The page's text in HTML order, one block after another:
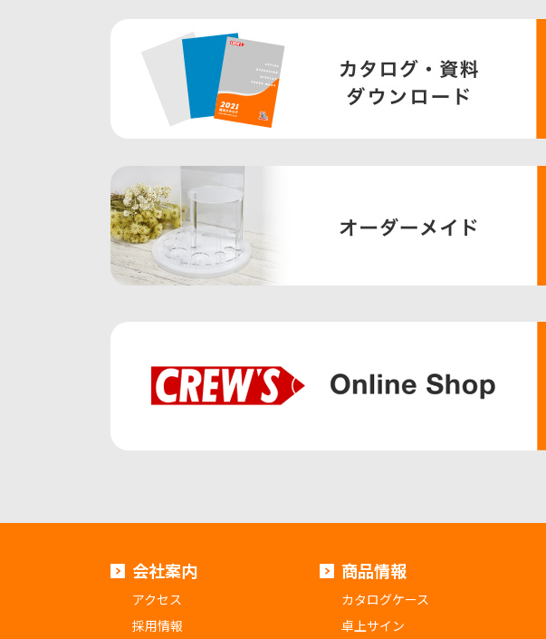
会社案内
アクセス
採用情報
商品情報
カタログケース
卓上サイン